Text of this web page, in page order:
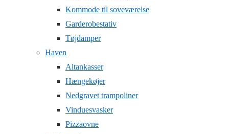
Kommode til soveværelse
Garderobestativ
Tøjdamper
Haven
Altankasser
Hængekøjer
Nedgravet trampoliner
Vinduesvasker
Pizzaovne